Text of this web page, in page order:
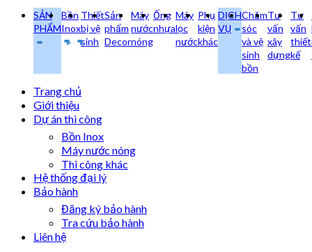
SẢN
PHẨM
Bồn
Inox
Thiết
bị vệ
sinh
Sản
phẩm
Decor
Máy
nước
nóng
Ống
nhựa
Máy
lọc
nước
Phụ
kiện
khác
DỊCH
VỤ
Chăm
sóc
và vệ
sinh
bồn
Tư
vấn
xây
dựng
Tư
vấn
thiết
kế
Trang chủ
Giới thiệu
Dự án thi công
Bồn Inox
Máy nước nóng
Thi công khác
Hệ thống đại lý
Bảo hành
Đăng ký bảo hành
Tra cứu bảo hành
Liên hệ